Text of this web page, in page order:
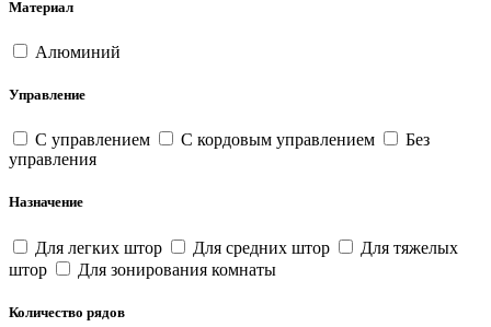
Материал
Алюминий
Управление
С управлением С кордовым управлением
Без
управления
Назначение
Для легких штор Для средних штор
Для тяжелых
штор
Для зонирования комнаты
Количество рядов